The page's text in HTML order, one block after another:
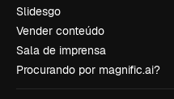
Slidesgo
Vender conteúdo
Sala de imprensa
Procurando por magnific.ai?